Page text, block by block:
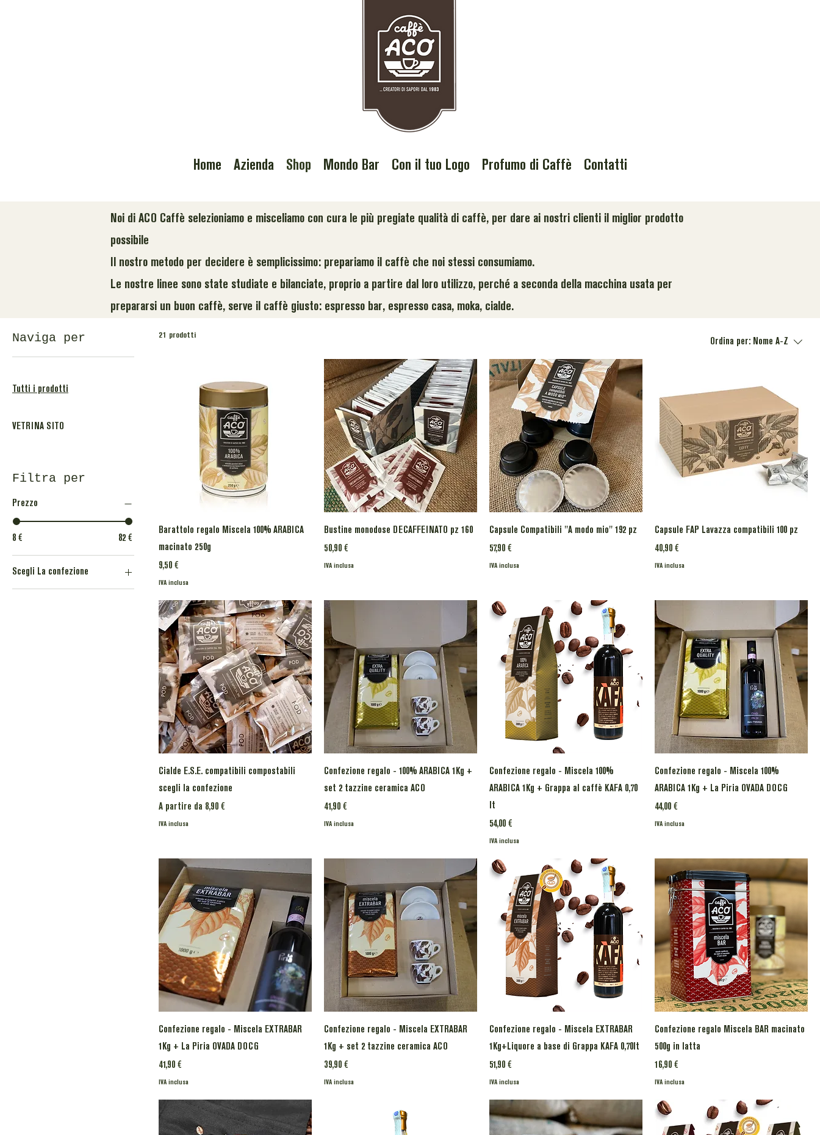
Home Azienda Shop Mondo Bar Con il tuo Logo Profumo di Caffè Contatti
Noi di ACO Caffè selezioniamo e misceliamo con cura le più pregiate qualità di caffè, per dare ai nostri clienti il miglior prodotto
possibile
Il nostro metodo per decidere è semplicissimo: prepariamo il caffè che noi stessi consumiamo.
Le nostre linee sono state studiate e bilanciate, proprio a partire dal loro utilizzo, perché a seconda della macchina usata per
prepararsi un buon caffè, serve il caffè giusto: espresso bar, espresso casa, moka, cialde.
Naviga per
Tutti i prodotti
VETRINA SITO
Filtra per
Prezzo
8 € 82 €
Scegli La confezione
21 prodotti
Ordina per: Nome A-Z
Barattolo regalo Miscela 100% ARABICA
macinato 250g
Prezzo
9,50 €
IVA inclusa
Bustine monodose DECAFFEINATO pz 160
Prezzo
50,90 €
IVA inclusa
Capsule Compatibili "A modo mio" 192 pz
Prezzo
57,90 €
IVA inclusa
Capsule FAP Lavazza compatibili 100 pz
Prezzo
40,90 €
IVA inclusa
Cialde E.S.E. compatibili compostabili
scegli la confezione
A partire da 8,90 €
Prezzo scontato
IVA inclusa
Confezione regalo - 100% ARABICA 1Kg +
set 2 tazzine ceramica ACO
Prezzo
41,90 €
IVA inclusa
Confezione regalo - Miscela 100%
ARABICA 1Kg + Grappa al caffè KAFA 0,70
lt
Prezzo
54,00 €
IVA inclusa
Confezione regalo - Miscela 100%
ARABICA 1Kg + La Piria OVADA DOCG
Prezzo
44,00 €
IVA inclusa
Confezione regalo - Miscela EXTRABAR
1Kg + La Piria OVADA DOCG
Prezzo
41,90 €
IVA inclusa
Confezione regalo - Miscela EXTRABAR
1Kg + set 2 tazzine ceramica ACO
Prezzo
39,90 €
IVA inclusa
Confezione regalo - Miscela EXTRABAR
1Kg+Liquore a base di Grappa KAFA 0,70lt
Prezzo
51,90 €
IVA inclusa
Confezione regalo Miscela BAR macinato
500g in latta
Prezzo
16,90 €
IVA inclusa